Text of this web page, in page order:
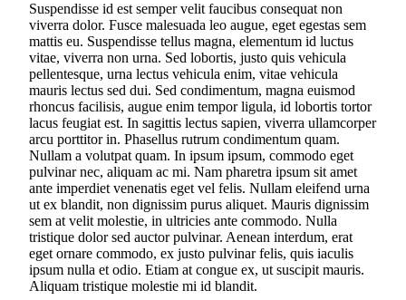
Suspendisse id est semper velit faucibus consequat non
viverra dolor. Fusce malesuada leo augue, eget egestas sem
mattis eu. Suspendisse tellus magna, elementum id luctus
vitae, viverra non urna. Sed lobortis, justo quis vehicula
pellentesque, urna lectus vehicula enim, vitae vehicula
mauris lectus sed dui. Sed condimentum, magna euismod
rhoncus facilisis, augue enim tempor ligula, id lobortis tortor
lacus feugiat est. In sagittis lectus sapien, viverra ullamcorper
arcu porttitor in. Phasellus rutrum condimentum quam.
Nullam a volutpat quam. In ipsum ipsum, commodo eget
pulvinar nec, aliquam ac mi. Nam pharetra ipsum sit amet
ante imperdiet venenatis eget vel felis. Nullam eleifend urna
ut ex blandit, non dignissim purus aliquet. Mauris dignissim
sem at velit molestie, in ultricies ante commodo. Nulla
tristique dolor sed auctor pulvinar. Aenean interdum, erat
eget ornare commodo, ex justo pulvinar felis, quis iaculis
ipsum nulla et odio. Etiam at congue ex, ut suscipit mauris.
Aliquam tristique molestie mi id blandit.